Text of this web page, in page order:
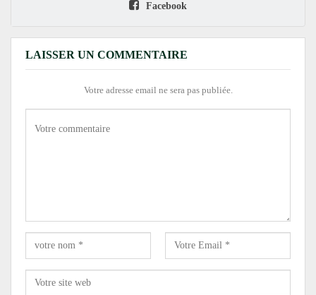
Facebook
LAISSER UN COMMENTAIRE
Votre adresse email ne sera pas publiée.